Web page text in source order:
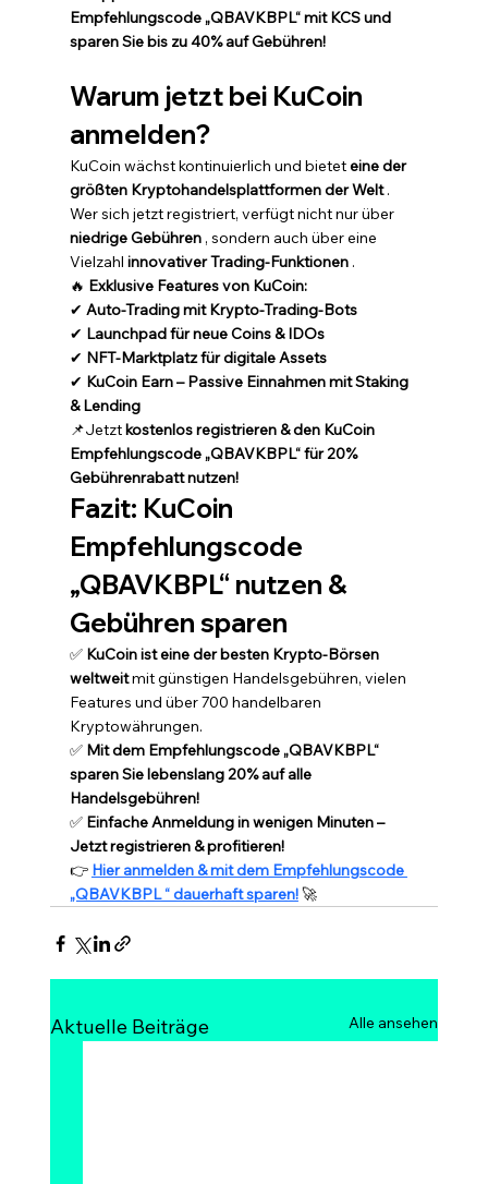
Empfehlungscode „QBAVKBPL“ mit KCS und
sparen Sie bis zu 40% auf Gebühren!
Warum jetzt bei KuCoin
anmelden?
KuCoin wächst kontinuierlich und bietet eine der
größten Kryptohandelsplattformen der Welt .
Wer sich jetzt registriert, verfügt nicht nur über
niedrige Gebühren , sondern auch über eine
Vielzahl innovativer Trading-Funktionen .
🔥 Exklusive Features von KuCoin:
✔ Auto-Trading mit Krypto-Trading-Bots
✔ Launchpad für neue Coins & IDOs
✔ NFT-Marktplatz für digitale Assets
✔ KuCoin Earn – Passive Einnahmen mit Staking
& Lending
📌Jetzt kostenlos registrieren & den KuCoin
Empfehlungscode „QBAVKBPL“ für 20%
Gebührenrabatt nutzen!
Fazit: KuCoin
Empfehlungscode
„QBAVKBPL“ nutzen &
Gebühren sparen
✅ KuCoin ist eine der besten Krypto-Börsen
weltweit mit günstigen Handelsgebühren, vielen
Features und über 700 handelbaren
Kryptowährungen.
✅ Mit dem Empfehlungscode „QBAVKBPL“
sparen Sie lebenslang 20% ​​auf alle
Handelsgebühren!
✅ Einfache Anmeldung in wenigen Minuten –
Jetzt registrieren & profitieren!
👉 Hier anmelden & mit dem Empfehlungscode
„QBAVKBPL “ dauerhaft sparen! 🚀
Aktuelle Beiträge Alle ansehen